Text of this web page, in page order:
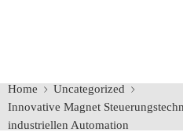
Home
Uncategorized
Innovative Magnet
industriellen Automation